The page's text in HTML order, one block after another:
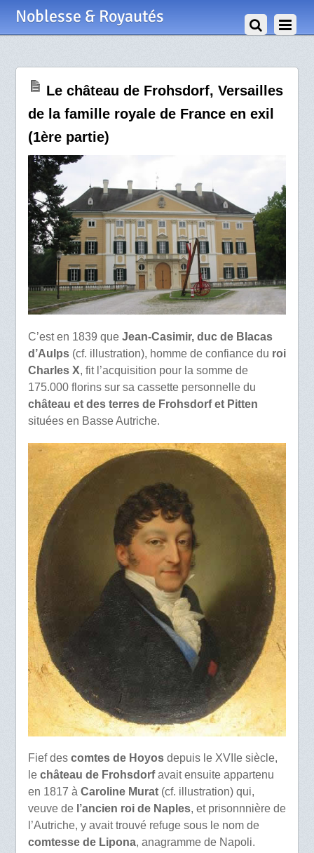
Noblesse & Royautés
Le château de Frohsdorf, Versailles
de la famille royale de France en exil
(1ère partie)
C’est en 1839 que Jean-Casimir, duc de Blacas
d’Aulps(cf. illustration), homme de confiance du roi
Charles X, fit l’acquisition pour la somme de
175.000 florins sur sa cassette personnelle du
château et des terres de Frohsdorf et Pitten
situées en Basse Autriche.
Fief des comtes de Hoyosdepuis le XVIIe siècle,
le château de Frohsdorfavait ensuite appartenu
en 1817 à Caroline Murat(cf. illustration) qui,
veuve de l’ancien roi de Naples, et prisonnnière de
l’Autriche, y avait trouvé refuge sous le nom de
comtesse de Lipona, anagramme de Napoli.